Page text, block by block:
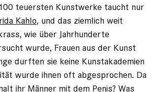
teuersten Kunstwerke taucht nur
Kahlo, und das ziemlich weit
wie über Jahrhunderte
wurde, Frauen aus der Kunst
durften sie keine Kunstakademien
wurde ihnen oft abgesprochen. Da
ihr Männer mit dem Penis? Was